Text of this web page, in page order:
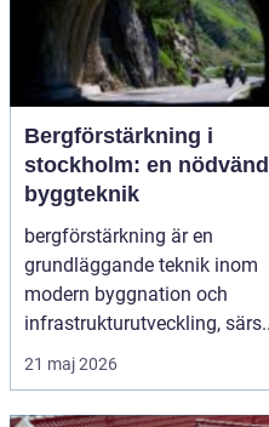
Bergförstärkning i
stockholm: en
byggteknik
bergförstärkning är en
grundläggande teknik inom
modern byggnation och
infrastrukturutveckling,
21 maj 2026